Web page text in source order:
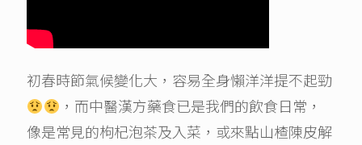
初春時節氣候變化大，容易全身懶洋洋提不起勁
，而中醫漢方藥食已是我們的飲食日常，
像是常見的枸杞泡茶及入菜，或來點山楂陳皮解